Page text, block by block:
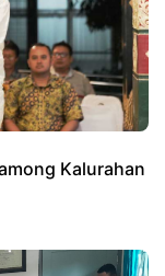
Kalurahan